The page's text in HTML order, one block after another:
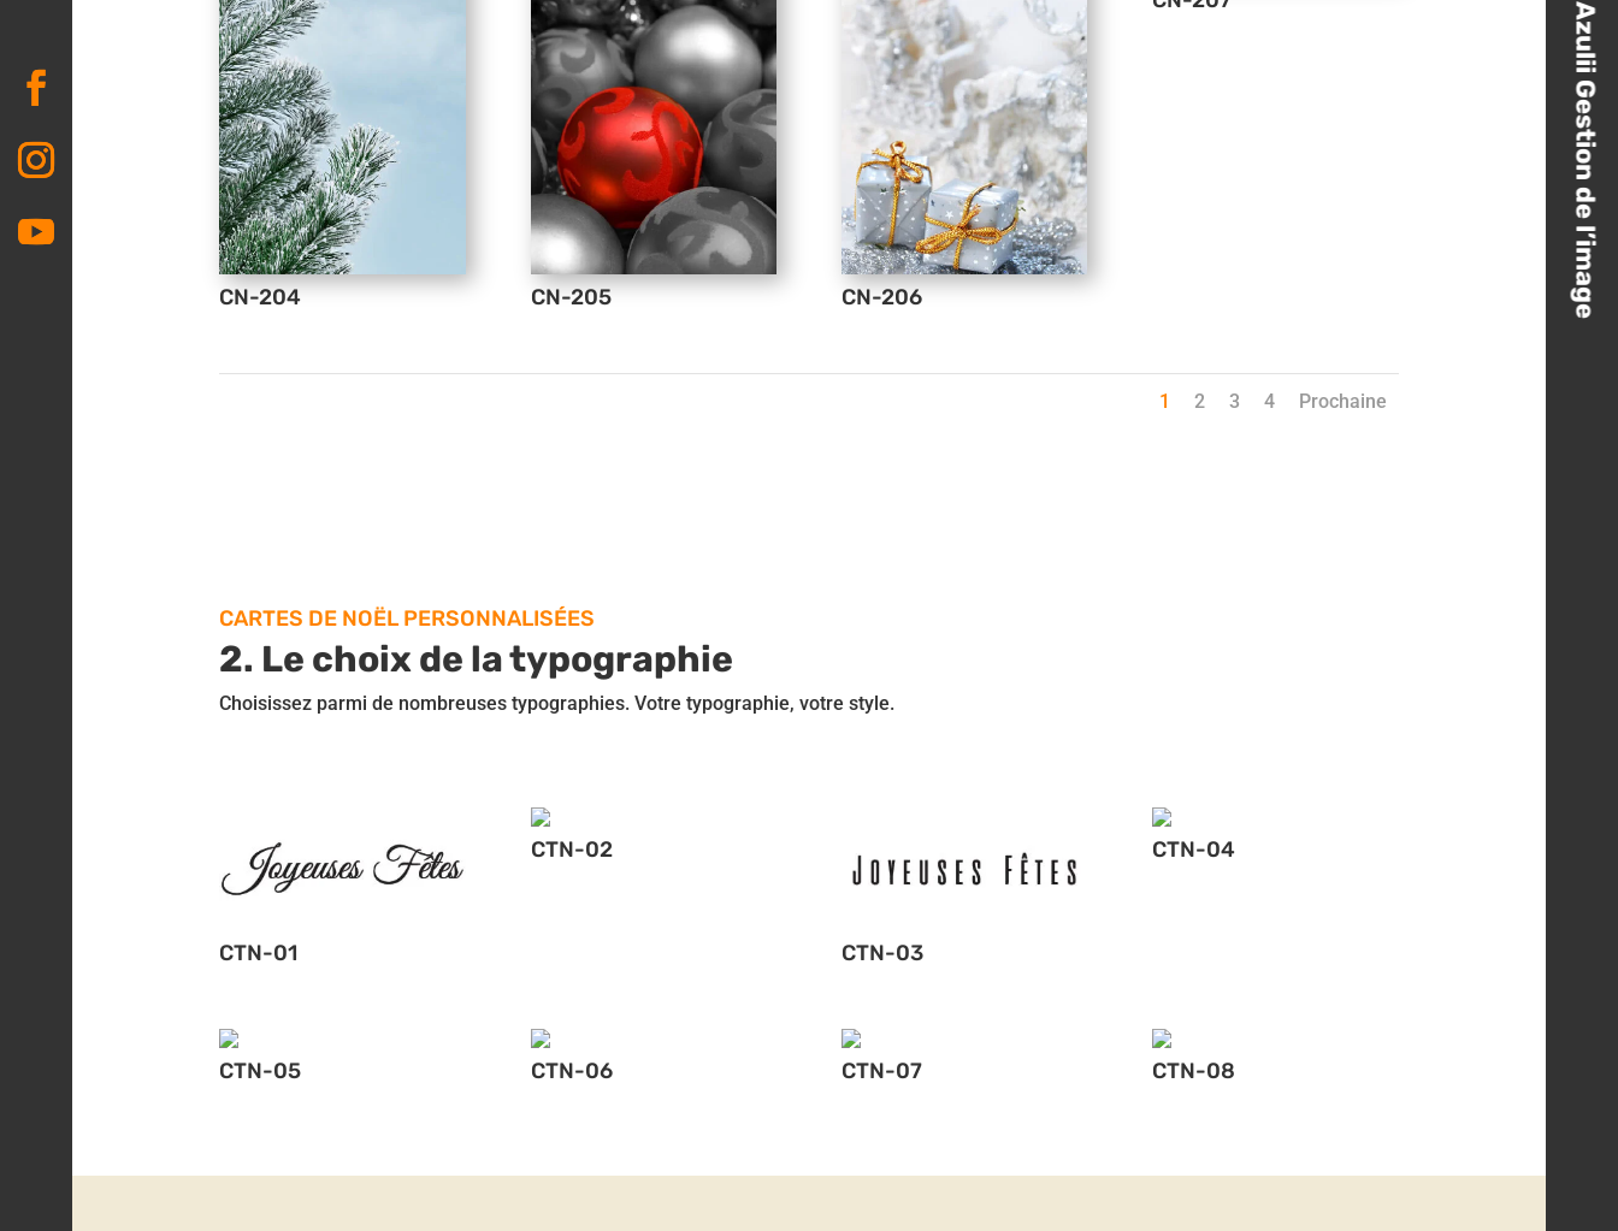
CN-204 CN-205 CN-206
1 2 3 4 Prochaine
CARTES DE NOËL PERSONNALISÉES
2. Le choix de la typographie
Choisissez parmi de nombreuses typographies. Votre typographie, votre style.
CTN-01
CTN-02
CTN-03
CTN-04
CTN-05 CTN-06 CTN-07 CTN-08
Azulii Gestion de l’image